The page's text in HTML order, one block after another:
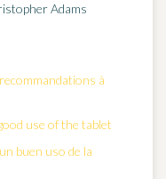
Adams
à
use of the tablet
buen uso de la